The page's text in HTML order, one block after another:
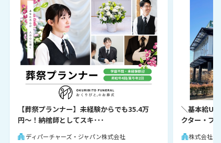
【葬祭プランナー】未経験からでも35.4万
円〜！納棺師としてスキ･･･
ディパーチャーズ・ジャパン株式会社
＼基本給UP
クター・プ
株式会社な